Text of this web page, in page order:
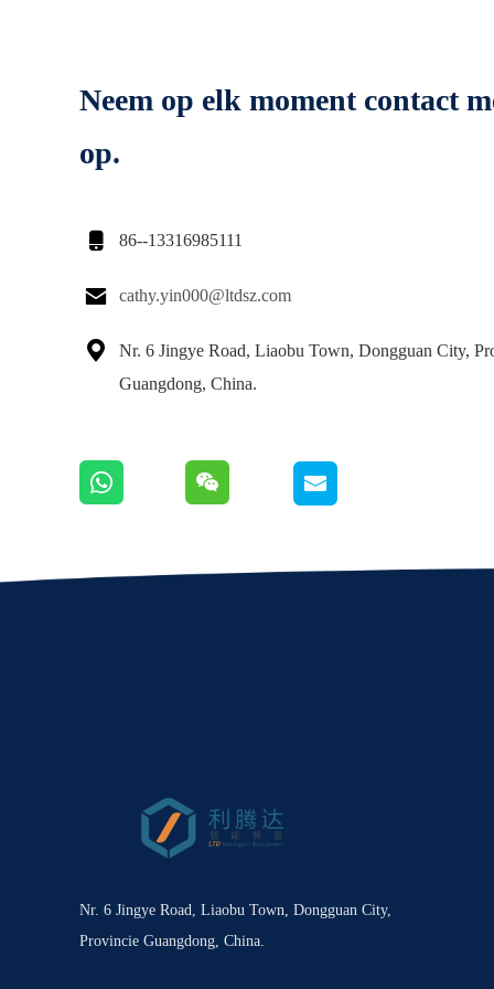
Neem op elk moment contact
op.
 86--13316985111
 cathy.yin000@ltdsz.com

Nr. 6 Jingye Road, Liaobu Town, Dongguan City,
Guangdong, China.
Nr. 6 Jingye Road, Liaobu Town, Dongguan City,
Provincie Guangdong, China.